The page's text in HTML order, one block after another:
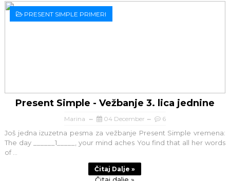
PRESENT SIMPLE PRIMERI
Present Simple - Vežbanje 3. lica jednine
Marina 04 December 6
Još jedna izuzetna pesma za vežbanje Present Simple vremena:
The day ______1_____, your mind aches You find that all her words
of ...
Čitaj Dalje »